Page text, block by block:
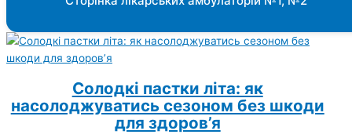
Солодкі пастки літа: як
насолоджуватись сезоном без шкоди
для здоров’я